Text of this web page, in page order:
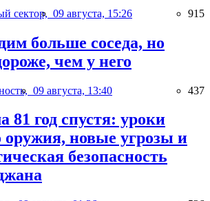
сектор, 09 августа, 15:26 915
больше соседа, но
чем у него
09 августа, 13:40 437
81 год спустя: уроки
оружия, новые угрозы и
безопасность